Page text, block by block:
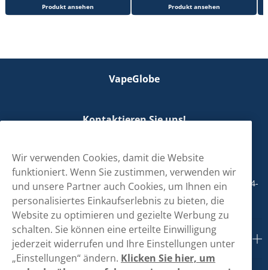
Produkt ansehen Produkt ansehen
VapeGlobe
Kontaktieren Sie uns!
+498001800890
Mo/Di/Fr: 09-17 Uhr (Pause 12-13) Mi/Do: 10-19 Uhr (Pause 14-
15)
Kundendienst
Wir verwenden Cookies, damit die Website
funktioniert. Wenn Sie zustimmen, verwenden wir
und unsere Partner auch Cookies, um Ihnen ein
personalisiertes Einkaufserlebnis zu bieten, die
Website zu optimieren und gezielte Werbung zu
schalten. Sie können eine erteilte Einwilligung
jederzeit widerrufen und Ihre Einstellungen unter
„Einstellungen“ ändern. Klicken Sie hier, um